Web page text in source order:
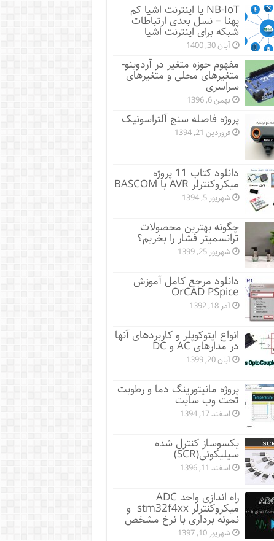
NB-IoT یا اینترنت اشیا کم
پهنا – نسل بعدی ارتباطات
شبکه برای اینترنت اشیا
آبان 30, 1400
مفهوم حوزه متغیر در آردوینو-
متغیرهای محلی و متغیرهای
سراسری
بهمن 6, 1396
پروژه فاصله سنج آلتراسونیک
فروردین 21, 1394
دانلود کتاب 11 پروژه
میکروکنترلر AVR با BASCOM
شهریور 5, 1394
چگونه بهترین محصولات
ترانسمیتر فشار را بخریم؟
شهریور 25, 1399
دانلود مرجع کامل آموزش
OrCAD PSpice
آذر 18, 1392
انواع اپتوکوپلر و کاربردهای آنها
در مدارهای AC و DC
آبان 20, 1399
پروژه مانيتورينگ دما و رطوبت
تحت وب سایت
اسفند 17, 1394
یکسوساز کنترل شده
سیلیکونی(SCR)
اسفند 11, 1396
راه اندازی واحد ADC
میکروکنترلر stm32f4xx و
نمونه برداری با نرخ مشخص
شهریور 10, 1397